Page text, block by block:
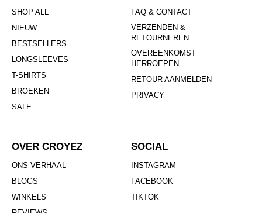
SHOP ALL
NIEUW
BESTSELLERS
LONGSLEEVES
T-SHIRTS
BROEKEN
SALE
FAQ & CONTACT
VERZENDEN &
RETOURNEREN
OVEREENKOMST
HERROEPEN
RETOUR AANMELDEN
PRIVACY
OVER CROYEZ
ONS VERHAAL
BLOGS
WINKELS
SOCIAL
INSTAGRAM
FACEBOOK
TIKTOK